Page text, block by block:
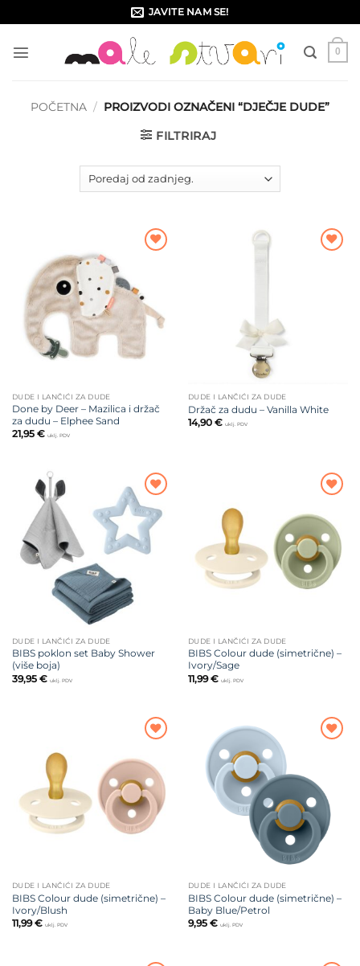
to
content
JAVITE NAM SE!
0
POČETNA / PROIZVODI OZNAČENI “DJEČJE DUDE”
FILTRIRAJ
DUDE I LANČIĆI ZA DUDE
Done by Deer – Mazilica i držač
za dudu – Elphee Sand
21,95 € uklj. PDV
DUDE I LANČIĆI ZA DUDE
Držač za dudu – Vanilla White
14,90 € uklj. PDV
Dodajte
na listu
želja
DUDE I LANČIĆI ZA DUDE
BIBS poklon set Baby Shower
(više boja)
39,95 € uklj. PDV
na listu
želja
DUDE I LANČIĆI ZA DUDE
BIBS Colour dude (simetrične) –
Ivory/Sage
11,99€ uklj. PDV
na listu
želja
DUDE I LANČIĆI ZA DUDE
BIBS Colour dude (simetrične) –
Ivory/Blush
11,99€ uklj. PDV
DUDE I LANČIĆI ZA DUDE
BIBS Colour dude (simetrične) –
Baby Blue/Petrol
9,95 € uklj. PDV